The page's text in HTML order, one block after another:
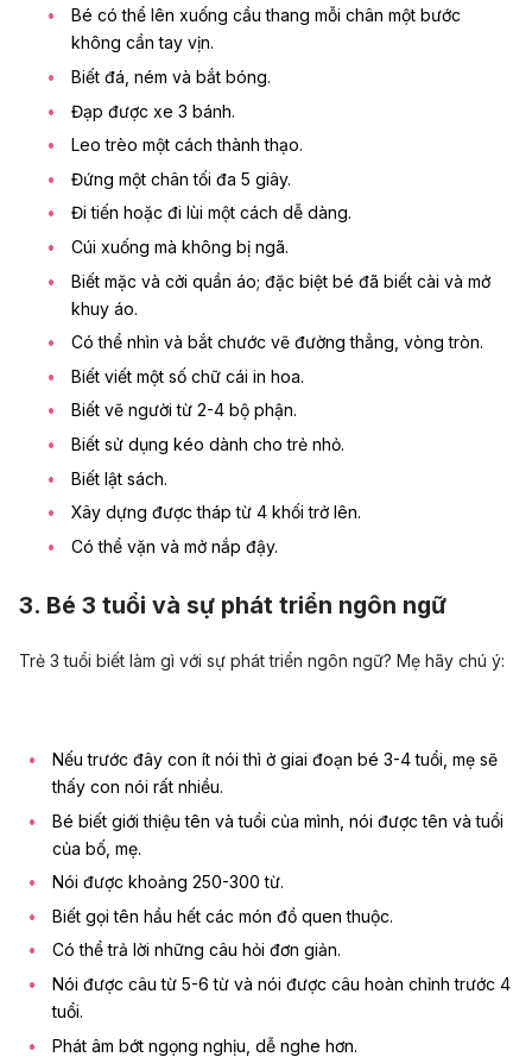
Bé có thể lên xuống cầu thang mỗi chân một bước
không cần tay vịn.
Biết đá, ném và bắt bóng.
Đạp được xe 3 bánh.
Leo trèo một cách thành thạo.
Đứng một chân tối đa 5 giây.
Đi tiến hoặc đi lùi một cách dễ dàng.
Cúi xuống mà không bị ngã.
Biết mặc và cởi quần áo; đặc biệt bé đã biết cài và mở
khuy áo.
Có thể nhìn và bắt chước vẽ đường thẳng, vòng tròn.
Biết viết một số chữ cái in hoa.
Biết vẽ người từ 2-4 bộ phận.
Biết sử dụng kéo dành cho trẻ nhỏ.
Biết lật sách.
Xây dựng được tháp từ 4 khối trở lên.
Có thể vặn và mở nắp đậy.
3. Bé 3 tuổi và sự phát triển ngôn ngữ
Trẻ 3 tuổi biết làm gì với sự phát triển ngôn ngữ? Mẹ hãy chú ý:
Nếu trước đây con ít nói thì ở giai đoạn bé 3-4 tuổi, mẹ sẽ
thấy con nói rất nhiều.
Bé biết giới thiệu tên và tuổi của mình, nói được tên và tuổi
của bố, mẹ.
Nói được khoảng 250-300 từ.
Biết gọi tên hầu hết các món đồ quen thuộc.
Có thể trả lời những câu hỏi đơn giản.
Nói được câu từ 5-6 từ và nói được câu hoàn chỉnh trước 4
tuổi.
Phát âm bớt ngọng nghịu, dễ nghe hơn.